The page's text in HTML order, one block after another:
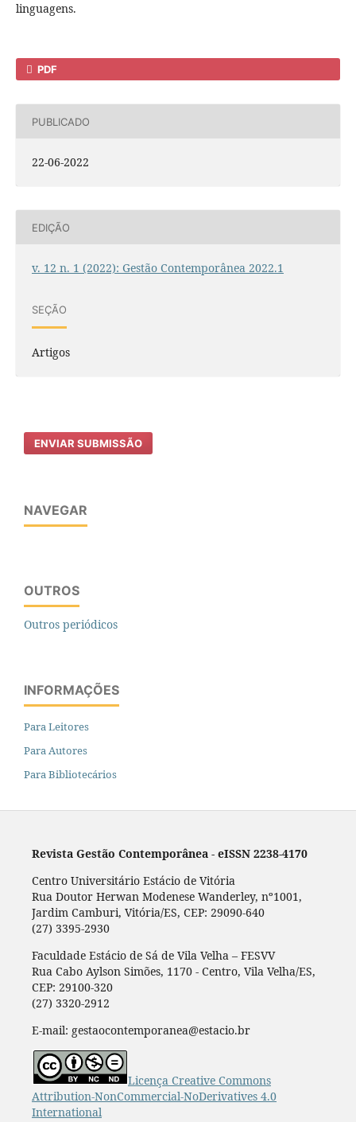
linguagens.
PDF
PUBLICADO
22-06-2022
EDIÇÃO
v. 12 n. 1 (2022): Gestão Contemporânea 2022.1
SEÇÃO
Artigos
ENVIAR SUBMISSÃO
NAVEGAR
OUTROS
Outros periódicos
INFORMAÇÕES
Para Leitores
Para Autores
Para Bibliotecários
Revista Gestão Contemporânea - eISSN 2238-4170
Centro Universitário Estácio de Vitória
Rua Doutor Herwan Modenese Wanderley, nº1001,
Jardim Camburi, Vitória/ES, CEP: 29090-640
(27) 3395-2930
Faculdade Estácio de Sá de Vila Velha – FESVV
Rua Cabo Aylson Simões, 1170 - Centro, Vila Velha/ES,
CEP: 29100-320
(27) 3320-2912
E-mail: gestaocontemporanea@estacio.br
Licença Creative Commons
Attribution-NonCommercial-NoDerivatives 4.0
International